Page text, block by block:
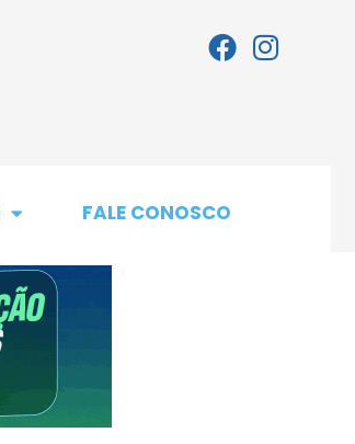
FALE CONOSCO